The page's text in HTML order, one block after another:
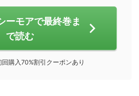
ーモアで最終巻ま
で読む
購入70%割引クーポンあり